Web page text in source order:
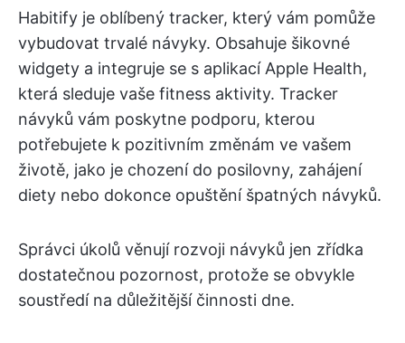
Habitify je oblíbený tracker, který vám pomůže
vybudovat trvalé návyky. Obsahuje šikovné
widgety a integruje se s aplikací Apple Health,
která sleduje vaše fitness aktivity. Tracker
návyků vám poskytne podporu, kterou
potřebujete k pozitivním změnám ve vašem
životě, jako je chození do posilovny, zahájení
diety nebo dokonce opuštění špatných návyků.
Správci úkolů věnují rozvoji návyků jen zřídka
dostatečnou pozornost, protože se obvykle
soustředí na důležitější činnosti dne.